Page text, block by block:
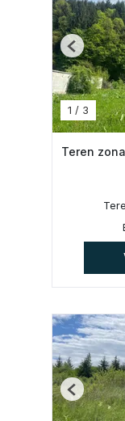
1 / 3
Previous
Teren
Previous